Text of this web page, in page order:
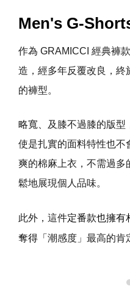
Men's G-
作為 GRAMICCI 經典褲
造，經多年反覆改良，終
的褲型。
略寬、及膝不過膝的版型
使是扎實的面料特性也不
爽的棉麻上衣，不需過多
鬆地展現個人品味。
此外，這件定番款也擁有
奪得「 潮感度」最高的肯